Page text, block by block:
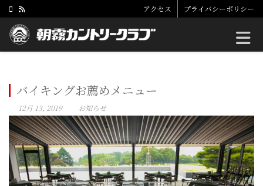
アクセス プライバシーポリシー
バイキングお薦めメニュー
12月 13, 2019 お知らせ